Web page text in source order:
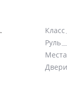
Класс
Руль
Места
Двери